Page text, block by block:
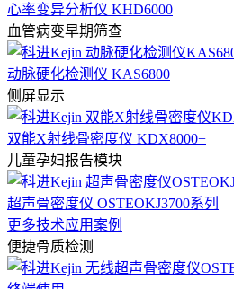
心率变异分析仪 KHD6000
血管病变早期筛查
动脉硬化检测仪 KAS6800
侧屏显示
双能X射线骨密度仪 KDX8000+
儿童孕妇报告模块
超声骨密度仪 OSTEOKJ3700系列
更多技术应用案例
便捷骨质检测